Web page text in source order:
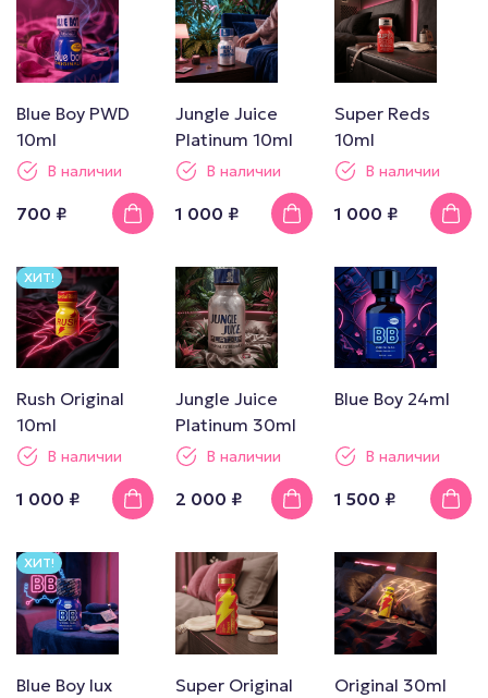
Blue Boy PWD
10ml
В наличии
700 ₽
Jungle Juice
Platinum 10ml
В наличии
1 000 ₽
Super Reds
10ml
В наличии
1 000 ₽
ХИТ!
Rush Original
10ml
В наличии
1 000 ₽
Jungle Juice
Platinum 30ml
В наличии
2 000 ₽
Blue Boy 24ml
В наличии
1 500 ₽
ХИТ!
Blue Boy lux
Super Original
Original 30ml